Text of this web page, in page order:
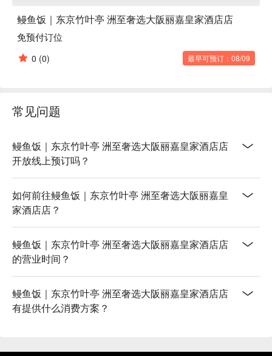
是许多饕客来到大阪中之岛必访的美食圣地！许多顾客都称赞
这里的鳗鱼料理是「人间美味」，鳗鱼饭上的鳗鱼与白饭分开
盛装，肉质蒸得极度软嫩，筷子一夹就能轻松分开，搭配不过
分甜腻、恰到好处的酱汁，完美衬托出鳗鱼本身的鲜甜。套餐
间，加上饭店级的细腻服务，让用餐体验更加分，无论是特殊
节日的庆祝，或是商务宴客，都是无懈可击的选择。
「东京竹叶亭」座落于大阪丽嘉皇家酒店地下一楼，地理位置
超棒，从京阪中之岛线中之岛站出来，只要步行两分钟就能抵
旅客安排行程。这里不仅环境舒适，更是你品味高级日式料
理、感受传统魅力的好地方，特别是带长辈出游、情侣约会或
举办家庭聚餐，选择这里准没错！赶快打开FunNow预订座
位，免排队、免打电话，省下宝贵的旅游时间，轻松享受这趟
大阪美食之旅！
鳗鱼饭｜东京竹叶亭 洲至奢选大阪丽嘉皇家酒店店
免预付订位
0 (0) 最早可预订：08/09
常见问题
鳗鱼饭｜东京竹叶亭 洲至奢选大阪丽嘉皇家酒店店
开放线上预订吗？
如何前往鳗鱼饭｜东京竹叶亭 洲至奢选大阪丽嘉皇
家酒店店？
鳗鱼饭｜东京竹叶亭 洲至奢选大阪丽嘉皇家酒店店
的营业时间？
鳗鱼饭｜东京竹叶亭 洲至奢选大阪丽嘉皇家酒店店
有提供什么消费方案？